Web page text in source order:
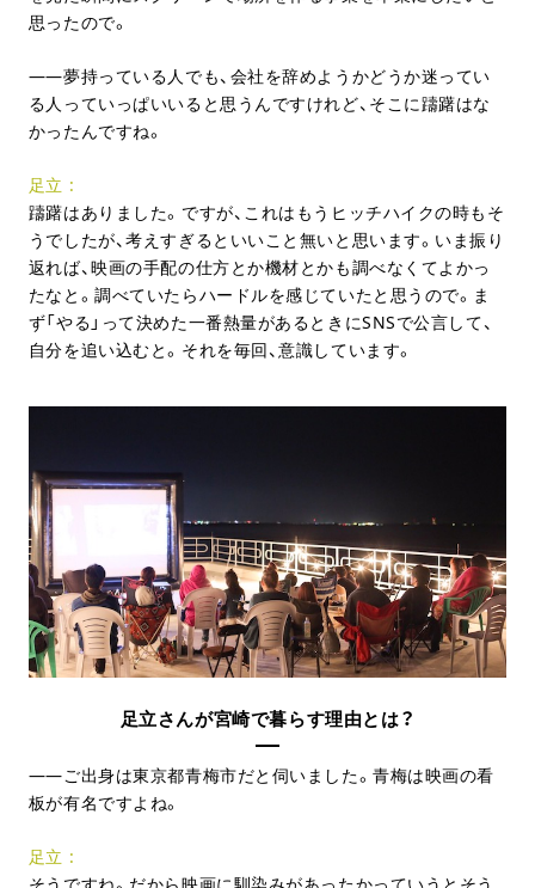
思ったので。
夢持っている人でも、会社を辞めようかどうか迷ってい
る人っていっぱいいると思うんですけれど、そこに躊躇はな
かったんですね。
足立
躊躇はありました。ですが、これはもうヒッチハイクの時もそ
うでしたが、考えすぎるといいこと無いと思います。いま振り
返れば、映画の手配の仕方とか機材とかも調べなくてよかっ
たなと。調べていたらハードルを感じていたと思うので。ま
ず「やる」って決めた一番熱量があるときにSNSで公言して、
自分を追い込むと。それを毎回、意識しています。
足立さんが宮崎で暮らす理由とは？
ご出身は東京都青梅市だと伺いました。青梅は映画の看
板が有名ですよね。
足立